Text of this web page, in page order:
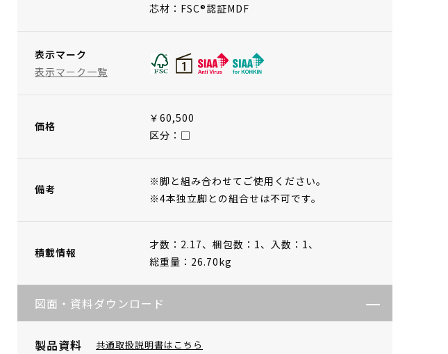
芯材：FSC®認証MDF
表示マーク
表示マーク一覧
価格
￥60,500
区分：□
備考
※脚と組み合わせてご使用ください。
※4本独立脚との組合せは不可です。
積載情報
才数：2.17、 梱包数：1、 入数：1、
総重量：26.70kg
図面・資料ダウンロード
製品資料 共通取扱説明書はこちら